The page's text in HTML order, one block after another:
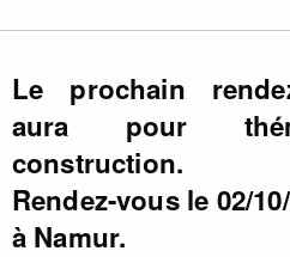
Le prochain
aura pour
construction.
Rendez-vous le 02/
à Namur.